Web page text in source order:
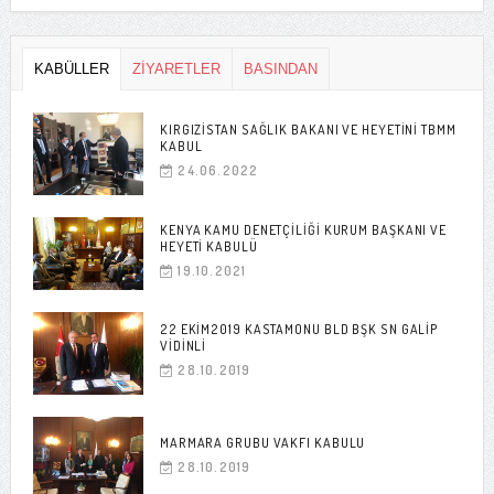
KABÜLLER ZİYARETLER BASINDAN
KIRGIZISTAN SAĞLIK BAKANI VE HEYETINI TBMM
KABUL
24.06.2022
KENYA KAMU DENETÇILIĞI KURUM BAŞKANI VE
HEYETI KABULÜ
19.10.2021
22 EKIM2019 KASTAMONU BLD BŞK SN GALIP
VIDINLI
28.10.2019
MARMARA GRUBU VAKFI KABULU
28.10.2019